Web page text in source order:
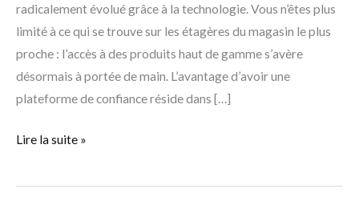
radicalement évolué grâce à la technologie. Vous n’êtes plus
limité à ce qui se trouve sur les étagères du magasin le plus
proche : l’accès à des produits haut de gamme s’avère
désormais à portée de main. L’avantage d’avoir une
plateforme de confiance réside dans […]
pour
animaux
!
Lire la suite »